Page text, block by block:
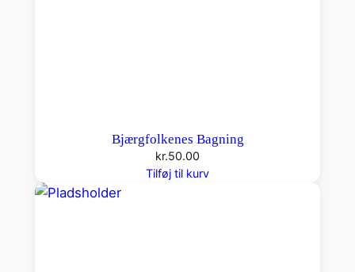
Bjærgfolkenes Bagning
kr.50.00
Tilføj til kurv